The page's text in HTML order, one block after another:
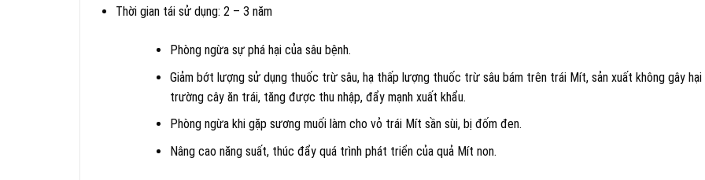
Thời gian tái sử dụng: 2 – 3 năm
Phòng ngừa sự phá hại của sâu bệnh.
Giảm bớt lượng sử dụng thuốc trừ sâu, hạ thấp lượng thuốc trừ sâu bám trên trái Mít, sản xuất không gây hại
trường cây ăn trái, tăng được thu nhập, đẩy mạnh xuất khẩu.
Phòng ngừa khi gặp sương muối làm cho vỏ trái Mít sần sùi, bị đốm đen.
Nâng cao năng suất, thúc đẩy quá trình phát triển của quả Mít non.